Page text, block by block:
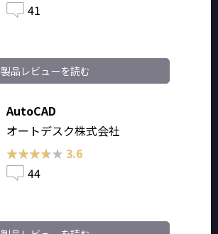
41
製品レビューを読む
AutoCAD
オートデスク株式会社
★★★★★
★★★★★ 3.6
44